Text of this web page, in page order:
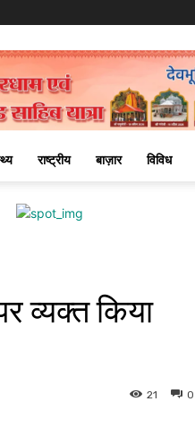
राष्ट्रीय बाज़ार विविध
व्यक्त किया
0
21